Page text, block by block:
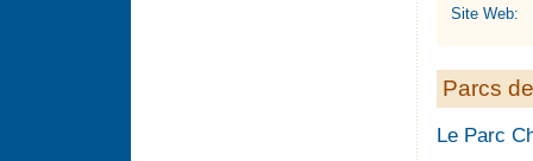
Site Web:
Parcs
Le Parc